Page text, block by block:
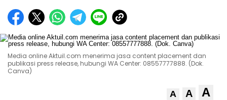
Media online Aktuil.com menerima jasa content placement dan
publikasi press release, hubungi WA Center: 08557777888. (Dok.
Canva)
A A A